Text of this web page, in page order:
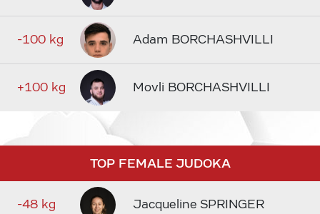
-100 kg Adam BORCHASHVILLI
+100 kg Movli BORCHASHVILLI
TOP FEMALE JUDOKA
-48 kg Jacqueline SPRINGER